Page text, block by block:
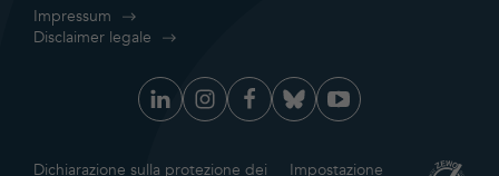
Impressum
Disclaimer legale
Dichiarazione sulla protezione dei
Impostazione